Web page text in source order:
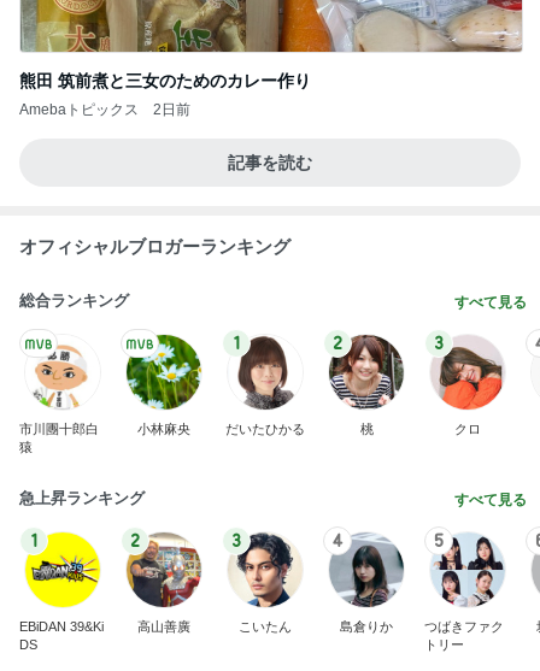
熊田 筑前煮と三女のためのカレー作り
Amebaトピックス 2日前
記事を読む
オフィシャルブロガーランキング
総合ランキング すべて見る
市川團十郎白
猿
小林麻央
1
だいたひかる
2
桃
3
クロ
急上昇ランキング すべて見る
1
EBiDAN 39&Ki
DS
2
高山善廣
3
こいたん
4
島倉りか
5
つばきファク
トリー